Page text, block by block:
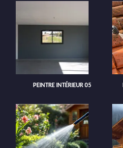
PEINTRE INTÉRIEUR 05